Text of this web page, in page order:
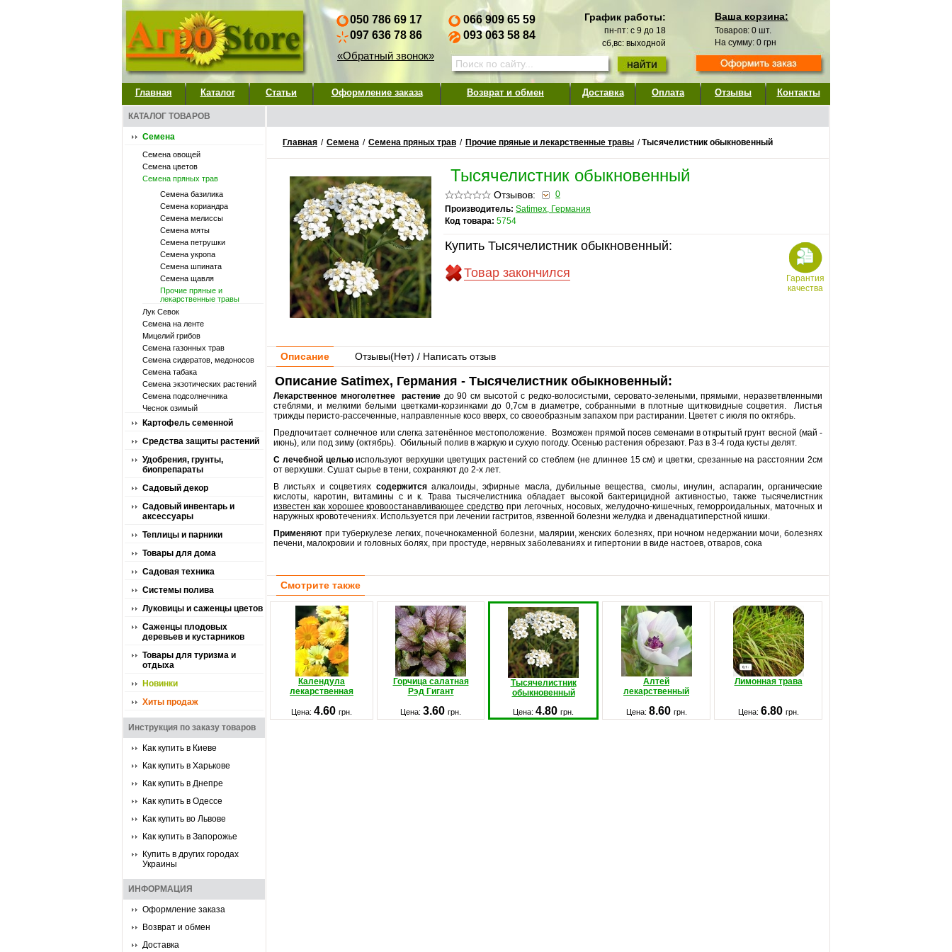
050 786 69 17
097 636 78 86
«Обратный звонок»
066 909 65 59
093 063 58 84
График работы:
пн-пт: с 9 до 18
сб,вс: выходной
Ваша корзина:
Товаров: 0 шт.
На сумму: 0 грн
Главная Каталог Статьи Оформление заказа Возврат и обмен Доставка Оплата Отзывы Контакты
КАТАЛОГ ТОВАРОВ
Семена
Семена овощей
Семена цветов
Семена пряных трав
Семена базилика
Семена кориандра
Семена мелиссы
Семена мяты
Семена петрушки
Семена укропа
Семена шпината
Семена щавля
Прочие пряные и
лекарственные травы
Лук Севок
Семена на ленте
Мицелий грибов
Семена газонных трав
Семена сидератов, медоносов
Семена табака
Семена экзотических растений
Семена подсолнечника
Чеснок озимый
Картофель семенной
Средства защиты растений
Удобрения, грунты,
биопрепараты
Садовый декор
Садовый инвентарь и
аксессуары
Теплицы и парники
Товары для дома
Садовая техника
Системы полива
Луковицы и саженцы цветов
Саженцы плодовых
деревьев и кустарников
Товары для туризма и
отдыха
Новинки
Хиты продаж
Инструкция по заказу товаров
Как купить в Киеве
Как купить в Харькове
Как купить в Днепре
Как купить в Одессе
Как купить во Львове
Как купить в Запорожье
Купить в других городах
Украины
ИНФОРМАЦИЯ
Оформление заказа
Возврат и обмен
Доставка
Главная / Семена / Семена пряных трав / Прочие пряные и лекарственные травы /Тысячелистник обыкновенный
Тысячелистник обыкновенный
Отзывов:
0
Производитель: Satimex, Германия
Код товара: 5754
Купить Тысячелистник обыкновенный:
Товар закончился
Гарантия
качества
Описание Отзывы(Нет) / Написать отзыв
Описание Satimex, Германия - Тысячелистник обыкновенный:
Лекарственное многолетнее растение до 90 см высотой с редко-волосистыми, серовато-зелеными, прямыми, неразветвленными
стеблями, и мелкими белыми цветками-корзинками до 0,7см в диаметре, собранными в плотные щитковидные соцветия. Листья
трижды перисто-рассеченные, направленные косо вверх, со своеобразным запахом при растирании. Цветет с июля по октябрь.
Предпочитает солнечное или слегка затенённое местоположение. Возможен прямой посев семенами в открытый грунт весной (май -
июнь), или под зиму (октябрь). Обильный полив в жаркую и сухую погоду. Осенью растения обрезают. Раз в 3-4 года кусты делят.
С лечебной цельюиспользуют верхушки цветущих растений со стеблем (не длиннее 15 см) и цветки, срезанные на расстоянии 2см
от верхушки. Сушат сырье в тени, сохраняют до 2-х лет.
В листьях и соцветиях содержитсяалкалоиды, эфирные масла, дубильные вещества, смолы, инулин, аспарагин, органические
кислоты, каротин, витамины с и к. Трава тысячелистника обладает высокой бактерицидной активностью, также тысячелистник
известен как хорошее кровоостанавливающее средство при легочных, носовых, желудочно-кишечных, геморроидальных, маточных и
наружных кровотечениях. Используется при лечении гастритов, язвенной болезни желудка и двенадцатиперстной кишки.
Применяют при туберкулезе легких, почечнокаменной болезни, малярии, женских болезнях, при ночном недержании мочи, болезнях
печени, малокровии и головных болях, при простуде, нервных заболеваниях и гипертонии в виде настоев, отваров, сока
Смотрите также
Календула
лекарственная
Горчица салатная
Рэд Гигант
Тысячелистник
обыкновенный
Алтей
лекарственный
Лимонная трава
Цена: 4.60 грн. Цена: 3.60 грн. Цена: 4.80 грн. Цена: 8.60 грн. Цена: 6.80 грн.